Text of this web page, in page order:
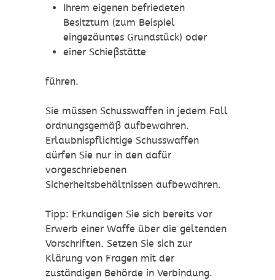
Ihrem eigenen befriedeten
Besitztum (zum Beispiel
eingezäuntes Grundstück) oder
einer Schießstätte
führen.
Sie müssen Schusswaffen in jedem Fall
ordnungsgemäß aufbewahren.
Erlaubnispflichtige Schusswaffen
dürfen Sie nur in den dafür
vorgeschriebenen
Sicherheitsbehältnissen aufbewahren.
Tipp: Erkundigen Sie sich bereits vor
Erwerb einer Waffe über die geltenden
Vorschriften. Setzen Sie sich zur
Klärung von Fragen mit der
zuständigen Behörde in Verbindung.